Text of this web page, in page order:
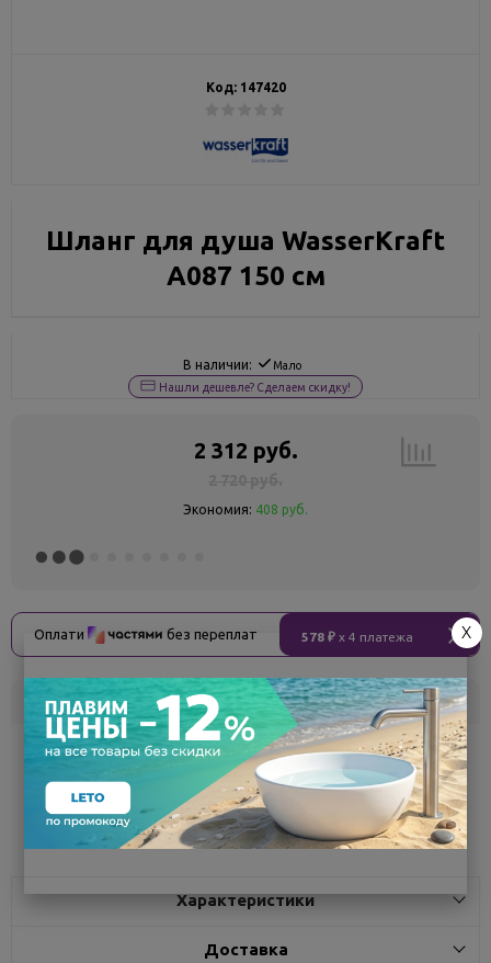
Код: 147420
Шланг для душа WasserKraft
A087 150 см
В наличии: Мало
Нашли дешевле? Сделаем скидку!
2 312 руб.
Экономия: 408 руб.
Оплати без переплат 578 ₽ x 4 платежа
Склад Кол-во Срок поставки
Белгород под заказ 7 - 14 дней
Поделиться
Характеристики
Доставка
X